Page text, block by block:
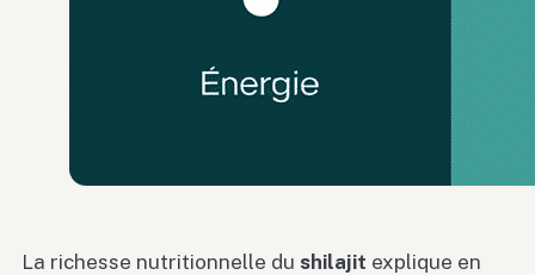
La richesse nutritionnelle du shilajit explique en